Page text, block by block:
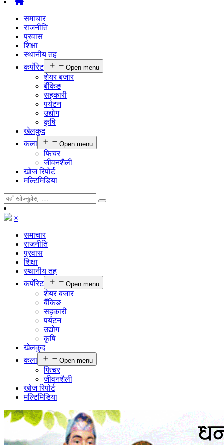
समाचार
राजनीति
प्रवास
शिक्षा
स्थानीय तह
कर्पाेरेट
Open menu
शेयर बजार
बैंकिङ
सहकारी
पर्यटन
उद्योग
कृषि
खेलकुद
कला
Open menu
फिचर
जीवनशैली
खोज रिपोर्ट
मल्टिमिडिया
×
समाचार
राजनीति
प्रवास
शिक्षा
स्थानीय तह
कर्पाेरेट
Open menu
शेयर बजार
बैंकिङ
सहकारी
पर्यटन
उद्योग
कृषि
खेलकुद
कला
Open menu
फिचर
जीवनशैली
खोज रिपोर्ट
मल्टिमिडिया